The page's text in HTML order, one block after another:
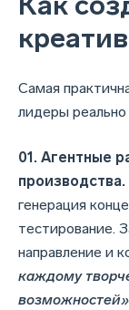
Самая
лидеры
01. Агентные
производства.
генерация
тестирование.
направление и
каждому